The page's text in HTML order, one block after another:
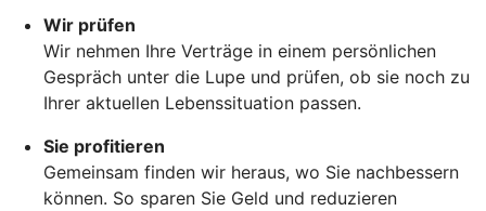
Wir prüfen
Wir nehmen Ihre Verträge in einem persönlichen
Gespräch unter die Lupe und prüfen, ob sie noch zu
Ihrer aktuellen Lebenssituation passen.
Sie profitieren
Gemeinsam finden wir heraus, wo Sie nachbessern
können. So sparen Sie Geld und reduzieren